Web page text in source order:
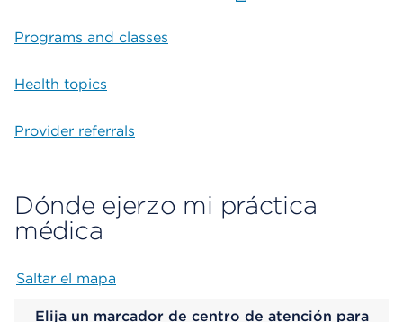
Programs and classes
Health topics
Provider referrals
Dónde ejerzo mi práctica
médica
Saltar el mapa
Elija un marcador de centro de atención para